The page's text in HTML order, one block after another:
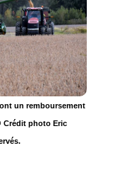
un remboursement
Crédit photo Eric